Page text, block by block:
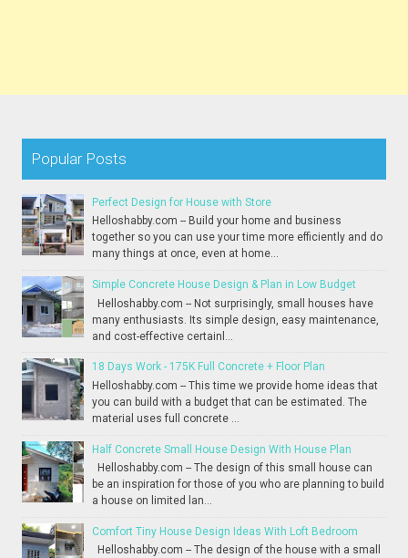
Popular Posts
Perfect Design for House with Store
Helloshabby.com -- Build your home and business
together so you can use your time more efficiently and do
many things at once, even at home...
Simple Concrete House Design & Plan in Low Budget
Helloshabby.com -- Not surprisingly, small houses have
many enthusiasts. Its simple design, easy maintenance,
and cost-effective certainl...
18 Days Work - 175K Full Concrete + Floor Plan
Helloshabby.com -- This time we provide home ideas that
you can build with a budget that can be estimated. The
material uses full concrete ...
Half Concrete Small House Design With House Plan
Helloshabby.com -- The design of this small house can
be an inspiration for those of you who are planning to build
a house on limited lan...
Comfort Tiny House Design Ideas With Loft Bedroom
Helloshabby.com -- The design of the house with a small